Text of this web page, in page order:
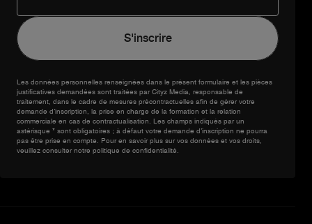
Les données personnelles renseignées dans le présent formulaire et les pièces
justificatives demandées sont traitées par Cityz Media, responsable de
traitement, dans le cadre de mesures précontractuelles afin de gérer votre
demande d’inscription, la prise en charge de la formation et la relation
commerciale en cas de contractualisation. Les champs indiqués par un
astérisque * sont obligatoires ; à défaut votre demande d’inscription ne pourra
pas être prise en compte. Pour en savoir plus sur vos données et vos droits,
veuillez consulter notre politique de confidentialité.